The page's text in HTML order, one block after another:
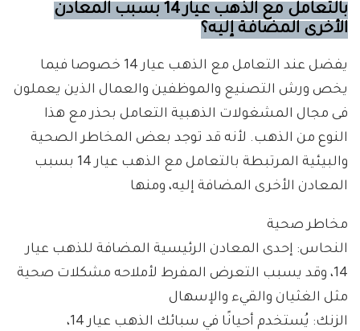
بالتعامل مع الذهب عيار 14 بسبب المعادن
الأخرى المضافة إليه؟
يفضل عند التعامل مع الذهب عيار 14 خصوصا فيما
يخص ورش التصنيع والموظفين والعمال الذين يعملون
فى مجال المشغولات الذهبية التعامل بحذر مع هذا
النوع من الذهب. لأنه قد توجد بعض المخاطر الصحية
والبيئية المرتبطة بالتعامل مع الذهب عيار 14 بسبب
المعادن الأخرى المضافة إليه، ومنها
مخاطر صحية
النحاس: إحدى المعادن الرئيسية المضافة للذهب عيار
14، وقد يسبب التعرض المفرط لأملاحه مشكلات صحية
مثل الغثيان والقيء والإسهال
الزنك: يُستخدم أحيانًا في سبائك الذهب عيار 14،